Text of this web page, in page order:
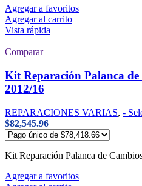
Agregar a favoritos
Agregar al carrito
Vista rápida
Comparar
Kit Reparación Palanca de
2012/16
REPARACIONES VARIAS, -
$82,545.96
Kit Reparación Palanca de
Agregar a favoritos